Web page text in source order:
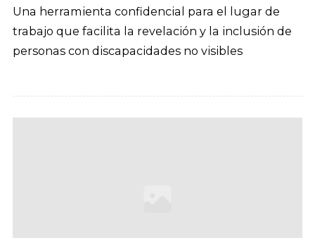
Una herramienta confidencial para el lugar de
trabajo que facilita la revelación y la inclusión de
personas con discapacidades no visibles